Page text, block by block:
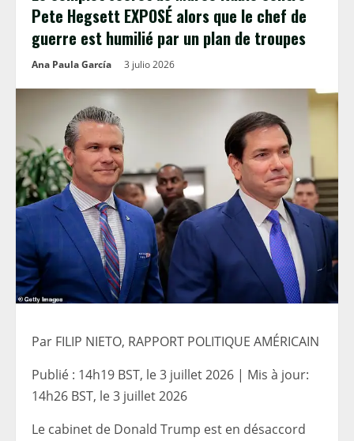
Pete Hegsett EXPOSÉ alors que le chef de
guerre est humilié par un plan de troupes
Ana Paula García 3 julio 2026
Par FILIP NIETO, RAPPORT POLITIQUE AMÉRICAIN
Publié : 14h19 BST, le 3 juillet 2026 | Mis à jour:
14h26 BST, le 3 juillet 2026
Le cabinet de Donald Trump est en désaccord